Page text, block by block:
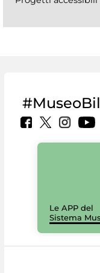
Le APP del
Sistema